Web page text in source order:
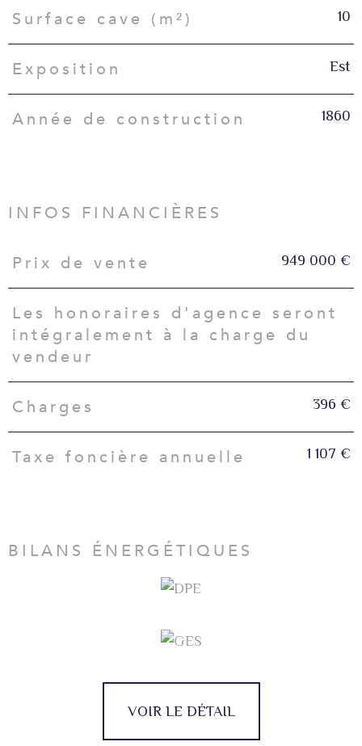
Surface cave (m²) 10
Exposition Est
Année de construction 1860
INFOS FINANCIÈRES
Caractéristiques Valeurs
Prix de vente 949 000 €
Les honoraires d'agence seront
intégralement à la charge du
vendeur
Charges 396 €
Taxe foncière annuelle 1 107 €
BILANS ÉNERGÉTIQUES
VOIR LE DÉTAIL